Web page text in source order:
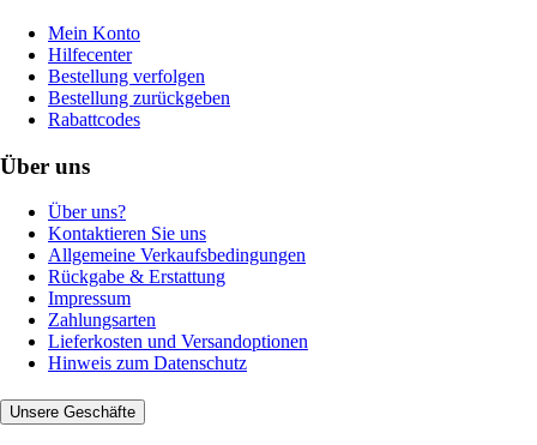
Mein Konto
Hilfecenter
Bestellung verfolgen
Bestellung zurückgeben
Rabattcodes
Über uns
Über uns?
Kontaktieren Sie uns
Allgemeine Verkaufsbedingungen
Rückgabe & Erstattung
Impressum
Zahlungsarten
Lieferkosten und Versandoptionen
Hinweis zum Datenschutz
Unsere Geschäfte